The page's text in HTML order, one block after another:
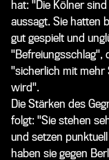
hat: "Die Kölner
aussagt. Sie hatten
gut gespielt und
"Befreiungsschlag",
"sicherlich mit mehr
wird".
Die Stärken des
folgt: "Sie stehen
und setzen
haben sie gegen